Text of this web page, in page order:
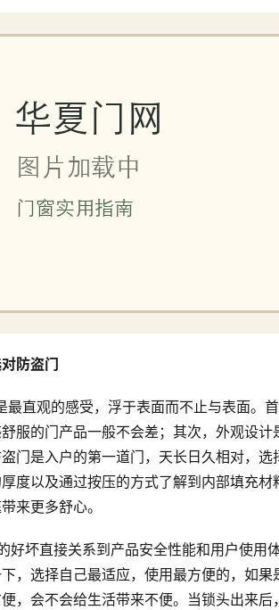
防盗门
最直观的感受，浮于表面而不止与表面。
服的门产品一般不会差；其次，外观设
门是入户的第一道门，天长日久相对，
度以及通过按压的方式了解到内部填充
来更多舒心。
好坏直接关系到产品安全性能和用户使用
，选择自己最适应，使用最方便的，如
，会不会给生活带来不便。当锁头出来后